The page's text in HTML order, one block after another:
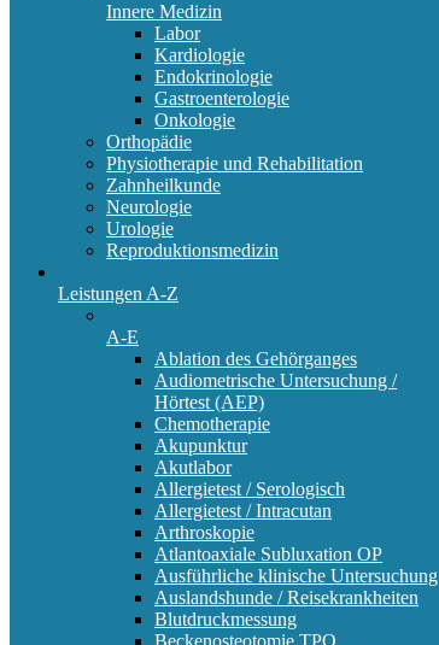
Innere Medizin
Labor
Kardiologie
Endokrinologie
Gastroenterologie
Onkologie
Orthopädie
Physiotherapie und Rehabilitation
Zahnheilkunde
Neurologie
Urologie
Reproduktionsmedizin
Leistungen A-Z
A-E
Ablation des Gehörganges
Audiometrische Untersuchung /
Hörtest (AEP)
Chemotherapie
Akupunktur
Akutlabor
Allergietest / Serologisch
Allergietest / Intracutan
Arthroskopie
Atlantoaxiale Subluxation OP
Ausführliche klinische Untersuchung
Auslandshunde / Reisekrankheiten
Blutdruckmessung